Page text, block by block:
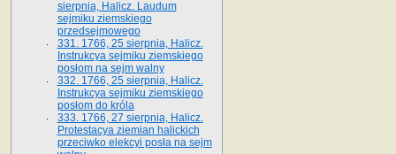
sierpnia, Halicz. Laudum
sejmiku ziemskiego
przedsejmowego
331. 1766, 25 sierpnia, Halicz.
Instrukcya sejmiku ziemskiego
posłom na sejm walny
332. 1766, 25 sierpnia, Halicz.
Instrukcya sejmiku ziemskiego
posłom do króla
333. 1766, 27 sierpnia, Halicz.
Protestacya ziemian halickich
przeciwko elekcyi posła na sejm